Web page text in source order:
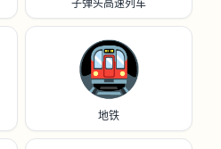
子弹头高速列车
🚇️
地铁